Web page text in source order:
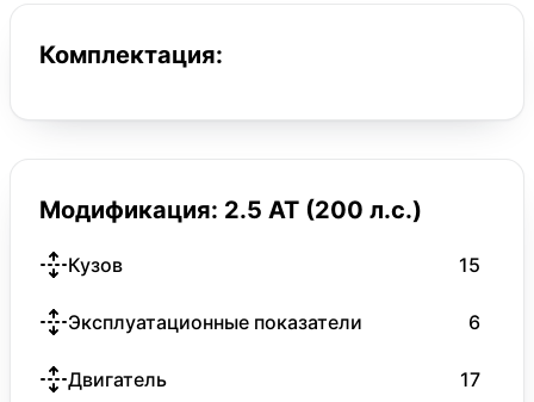
Комплектация:
Модификация: 2.5 AT (200 л.с.)
Кузов 15
Эксплуатационные показатели 6
Двигатель 17